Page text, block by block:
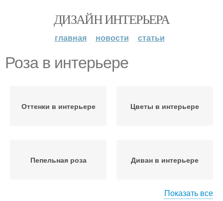
ДИЗАЙН ИНТЕРЬЕРА
главная новости статьи
Роза в интерьере
Оттенки в интерьере Цветы в интерьере
Пепельная роза Диван в интерьере
Показать все